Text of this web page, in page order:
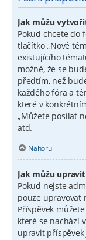
Jak můžu
Pokud chcete do
tlačítko „Nové
existujícího
možné, že se
předtím, než
každého fóra a
které v
„Můžete posílat
atd.
Nahoru
Jak můžu
Pokud nejste
pouze upravovat
Příspěvek
které se nachází
upravit